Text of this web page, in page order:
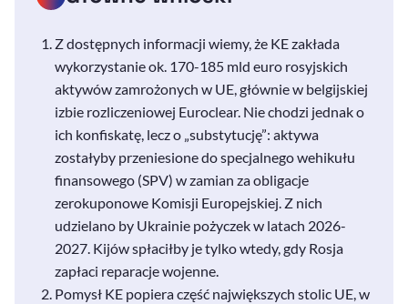
Z dostępnych informacji wiemy, że KE zakłada
wykorzystanie ok. 170-185 mld euro rosyjskich
aktywów zamrożonych w UE, głównie w belgijskiej
izbie rozliczeniowej Euroclear. Nie chodzi jednak o
ich konfiskatę, lecz o „substytucję”: aktywa
zostałyby przeniesione do specjalnego wehikułu
finansowego (SPV) w zamian za obligacje
zerokuponowe Komisji Europejskiej. Z nich
udzielano by Ukrainie pożyczek w latach 2026-
2027. Kijów spłaciłby je tylko wtedy, gdy Rosja
zapłaci reparacje wojenne.
Pomysł KE popiera część największych stolic UE, w